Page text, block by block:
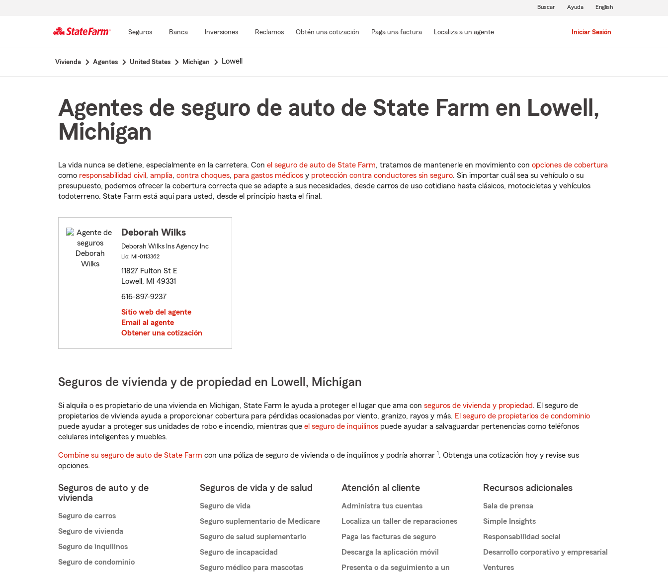
contenido
Seguros Banca Inversiones Reclamos Obtén una cotización Paga una factura Localiza a un agente Iniciar Sesión
Buscar Ayuda English
Vivienda Agentes United States Michigan Lowell
Agentes de seguro de auto de State Farm en Lowell,
Michigan
La vida nunca se detiene, especialmente en la carretera. Con el seguro de auto de State Farm, tratamos de mantenerle en movimiento con opciones de cobertura
como responsabilidad civil , amplia, contra choques, para gastos médicos y protección contra conductores sin seguro. Sin importar cuál sea su vehículo o su
presupuesto, podemos ofrecer la cobertura correcta que se adapte a sus necesidades, desde carros de uso cotidiano hasta clásicos, motocicletas y vehículos
todoterreno. State Farm está aquí para usted, desde el principio hasta el final.
Deborah Wilks
Deborah Wilks Ins Agency Inc
Lic: MI-0113362
11827 Fulton St E
Lowell, MI 49331
616-897-9237
Sitio web del agente
Email al agente
Obtener una cotización
Seguros de vivienda y de propiedad en Lowell, Michigan
Si alquila o es propietario de una vivienda en Michigan, State Farm le ayuda a proteger el lugar que ama con seguros de vivienda y propiedad. El seguro de
propietarios de vivienda ayuda a proporcionar cobertura para pérdidas ocasionadas por viento, granizo, rayos y más. El seguro de propietarios de condominio
puede ayudar a proteger sus unidades de robo e incendio, mientras que el seguro de inquilinos puede ayudar a salvaguardar pertenencias como teléfonos
celulares inteligentes y muebles.
Combine su seguro de auto de State Farm con una póliza de seguro de vivienda o de inquilinos y podría ahorrar 1. Obtenga una cotización hoy y revise sus
opciones.
Seguros de auto y de
vivienda
Seguro de carros
Seguro de vivienda
Seguro de inquilinos
Seguro de condominio
Seguros de vida y de salud
Seguro de vida
Seguro suplementario de Medicare
Seguro de salud suplementario
Seguro de incapacidad
Seguro médico para mascotas
Atención al cliente
Administra tus cuentas
Localiza un taller de reparaciones
Paga las facturas de seguro
Descarga la aplicación móvil
Presenta o da seguimiento a un
Recursos adicionales
Sala de prensa
Simple Insights
Responsabilidad social
Desarrollo corporativo y empresarial
Ventures